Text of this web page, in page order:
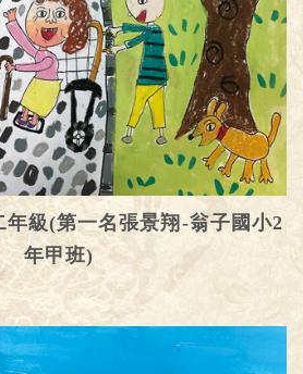
年級(第一名張景翔-翁子國小2
年甲班)